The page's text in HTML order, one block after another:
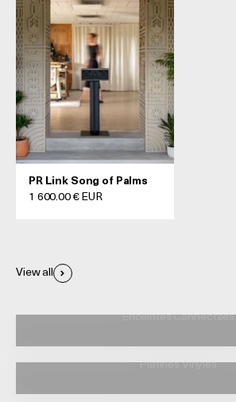
PR Link Song of Palms
Prix de vente
1 600.00 € EUR
View all
Enceintes Connectées
Platines Vinyles